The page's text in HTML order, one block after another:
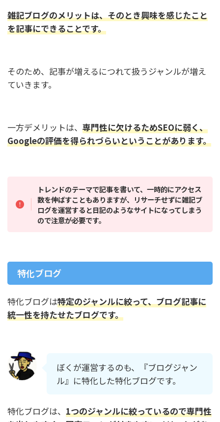
雑記ブログのメリットは、そのとき興味を感じたこと
を記事にできることです。
そのため、記事が増えるにつれて扱うジャンルが増え
ていきます。
一方デメリットは、 専門性に欠けるためSEOに弱く、
Googleの評価を得られづらいということがあります。
トレンドのテーマで記事を書いて、一時的にアクセス
数を伸ばすこともありますが、リサーチせずに雑記ブ
ログを運営すると日記のようなサイトになってしまう
ので注意が必要です。
特化ブログ
特化ブログは特定のジャンルに絞って、ブログ記事に
統一性を持たせたブログです。
ぼくが運営するのも、『ブログジャン
ル』に特化した特化ブログです。
特化ブログは、 1つのジャンルに絞っているので専門性